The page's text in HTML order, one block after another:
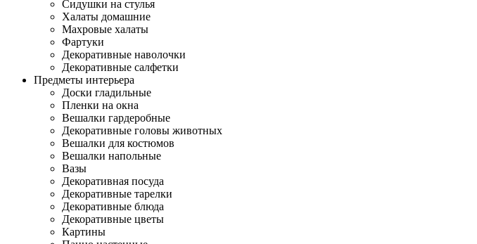
Сидушки на стулья
Халаты домашние
Махровые халаты
Фартуки
Декоративные наволочки
Декоративные салфетки
Предметы интерьера
Доски гладильные
Пленки на окна
Вешалки гардеробные
Декоративные головы животных
Вешалки для костюмов
Вешалки напольные
Вазы
Декоративная посуда
Декоративные тарелки
Декоративные блюда
Декоративные цветы
Картины